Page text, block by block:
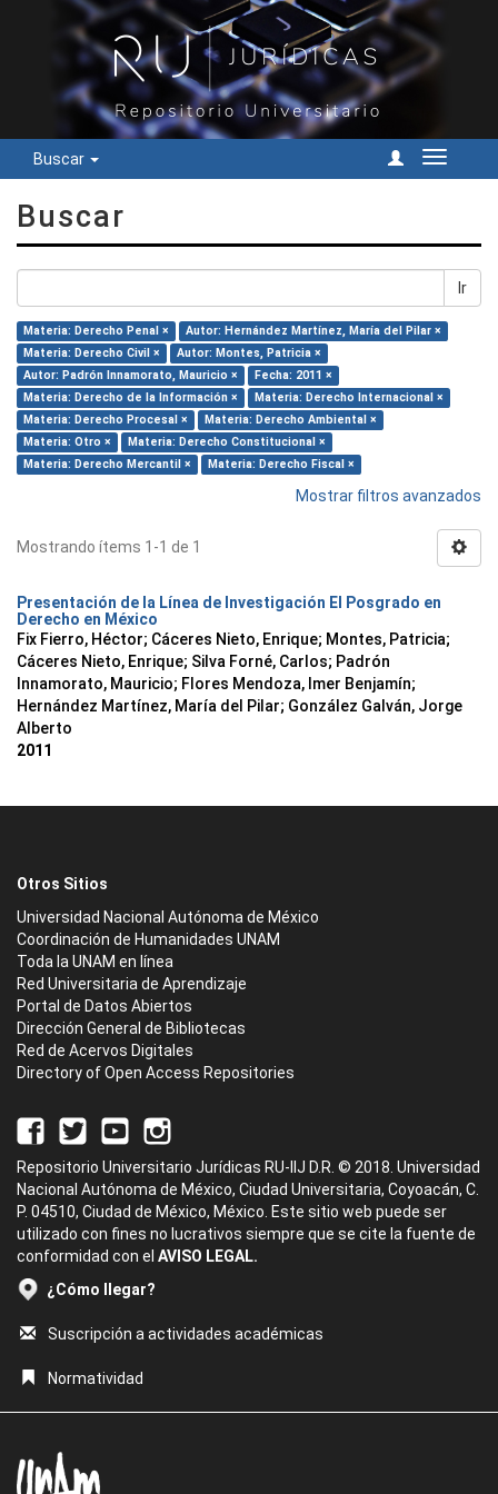
Buscar
Cambiar
Buscar
Ir
Materia: Derecho Penal ×
Autor: Hernández Martínez, María del Pilar ×
Materia: Derecho Civil ×
Autor: Montes, Patricia ×
Autor: Padrón Innamorato, Mauricio ×
Fecha: 2011 ×
Materia: Derecho de la Información ×
Materia: Derecho Internacional ×
Materia: Derecho Procesal ×
Materia: Derecho Ambiental ×
Materia: Otro ×
Materia: Derecho Constitucional ×
Materia: Derecho Mercantil ×
Materia: Derecho Fiscal ×
Mostrar filtros avanzados
Mostrando ítems 1-1 de 1
Presentación de la Línea de Investigación El Posgrado en
Derecho en México
Fix Fierro, Héctor; Cáceres Nieto, Enrique; Montes, Patricia;
Cáceres Nieto, Enrique; Silva Forné, Carlos; Padrón
Innamorato, Mauricio; Flores Mendoza, Imer Benjamín;
Hernández Martínez, María del Pilar; González Galván, Jorge
Alberto
2011
Otros Sitios
Universidad Nacional Autónoma de México
Coordinación de Humanidades UNAM
Toda la UNAM en línea
Red Universitaria de Aprendizaje
Portal de Datos Abiertos
Dirección General de Bibliotecas
Red de Acervos Digitales
Directory of Open Access Repositories
Repositorio Universitario Jurídicas RU-IIJ D.R. © 2018. Universidad
Nacional Autónoma de México, Ciudad Universitaria, Coyoacán, C.
P. 04510, Ciudad de México, México. Este sitio web puede ser
utilizado con fines no lucrativos siempre que se cite la fuente de
conformidad con el AVISO LEGAL.
¿Cómo llegar?
Suscripción a actividades académicas
Normatividad